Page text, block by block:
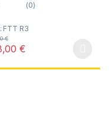
pot fi alese în
(0)
FTT R3
€
€
produs are mai multe